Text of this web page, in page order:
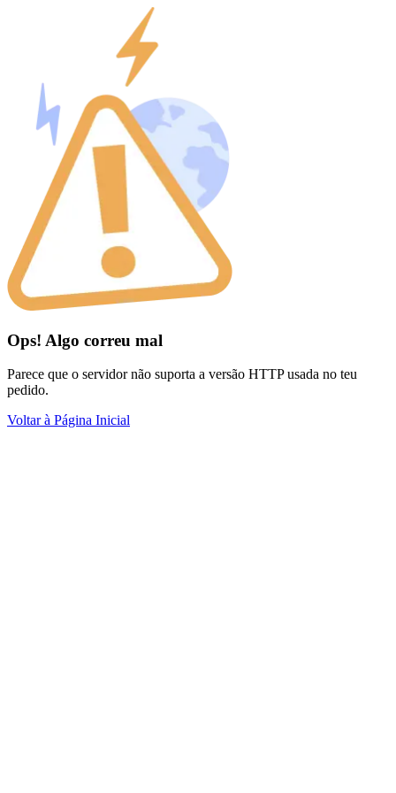
Ops! Algo correu mal
Parece que o servidor não suporta a versão HTTP usada no teu
pedido.
Voltar à Página Inicial